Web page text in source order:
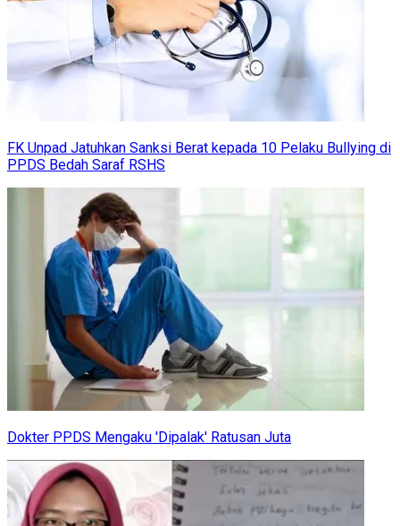
FK Unpad Jatuhkan Sanksi Berat kepada 10 Pelaku Bullying di
PPDS Bedah Saraf RSHS
Dokter PPDS Mengaku 'Dipalak' Ratusan Juta